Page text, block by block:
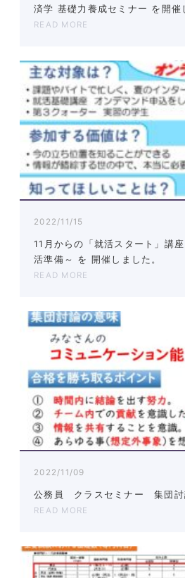
済学 基礎力養成セミナー を開催
READ MORE
2022/11/15
11月からの「就活スタート」講
活準備～ を 開催しました。
READ MORE
2022/11/09
公務員 クラスセミナー 集団討
READ MORE